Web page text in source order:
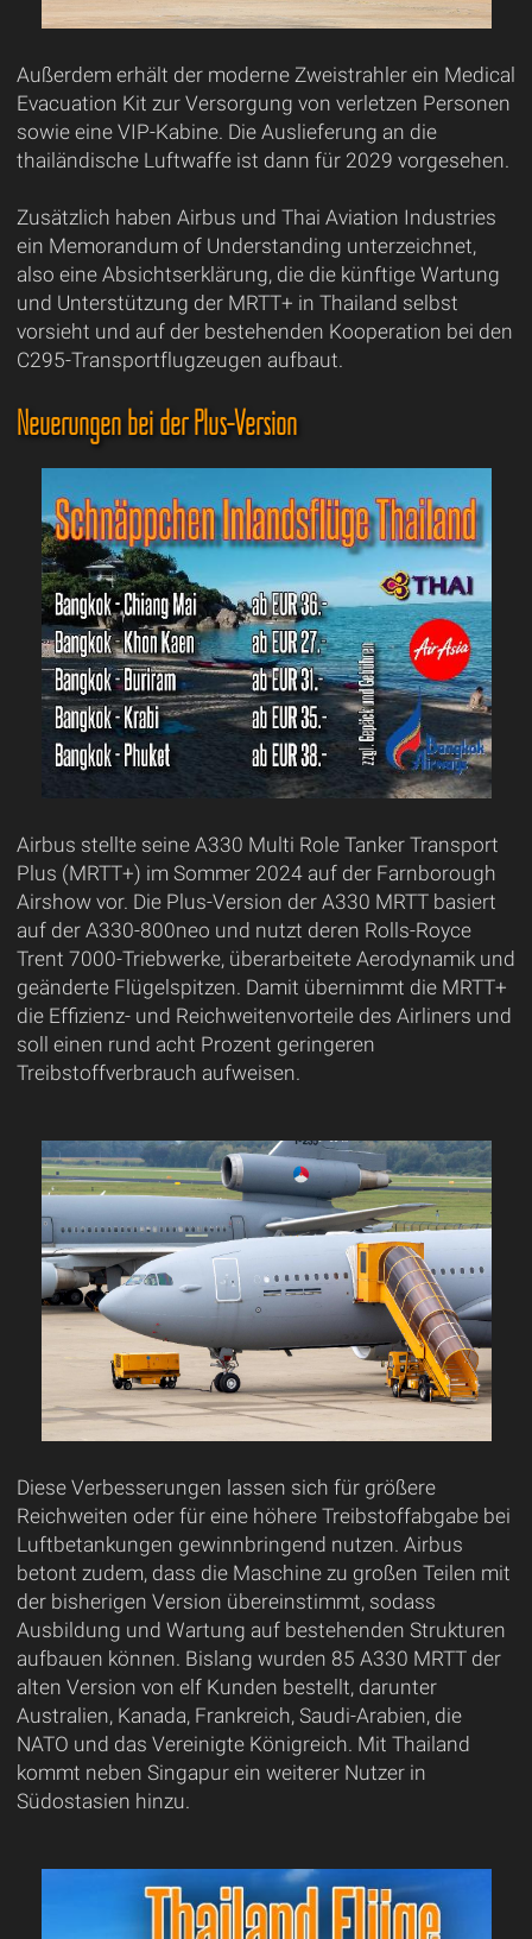
Außerdem erhält der moderne Zweistrahler ein Medical
Evacuation Kit zur Versorgung von verletzen Personen
sowie eine VIP-Kabine. Die Auslieferung an die
thailändische Luftwaffe ist dann für 2029 vorgesehen.
Zusätzlich haben Airbus und Thai Aviation Industries
ein Memorandum of Understanding unterzeichnet,
also eine Absichtserklärung, die die künftige Wartung
und Unterstützung der MRTT+ in Thailand selbst
vorsieht und auf der bestehenden Kooperation bei den
C295-Transportflugzeugen aufbaut.
Neuerungen bei der Plus-Version
Airbus stellte seine A330 Multi Role Tanker Transport
Plus (MRTT+) im Sommer 2024 auf der Farnborough
Airshow vor. Die Plus-Version der A330 MRTT basiert
auf der A330-800neo und nutzt deren Rolls-Royce
Trent 7000-Triebwerke, überarbeitete Aerodynamik und
geänderte Flügelspitzen. Damit übernimmt die MRTT+
die Effizienz- und Reichweitenvorteile des Airliners und
soll einen rund acht Prozent geringeren
Treibstoffverbrauch aufweisen.
Diese Verbesserungen lassen sich für größere
Reichweiten oder für eine höhere Treibstoffabgabe bei
Luftbetankungen gewinnbringend nutzen. Airbus
betont zudem, dass die Maschine zu großen Teilen mit
der bisherigen Version übereinstimmt, sodass
Ausbildung und Wartung auf bestehenden Strukturen
aufbauen können. Bislang wurden 85 A330 MRTT der
alten Version von elf Kunden bestellt, darunter
Australien, Kanada, Frankreich, Saudi-Arabien, die
NATO und das Vereinigte Königreich. Mit Thailand
kommt neben Singapur ein weiterer Nutzer in
Südostasien hinzu.